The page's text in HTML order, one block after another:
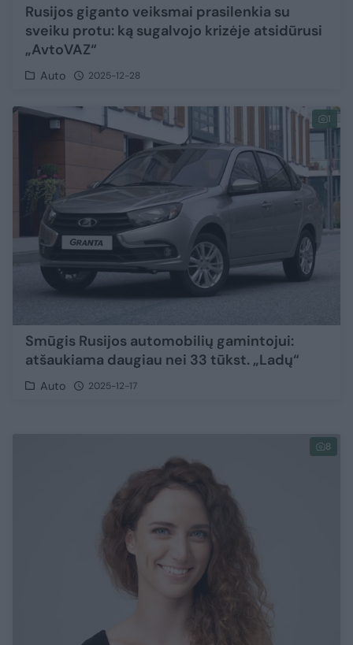
Rusijos giganto veiksmai prasilenkia su
sveiku protu: ką sugalvojo krizėje atsidūrusi
„AvtoVAZ“
Auto 2025-12-28
1
Smūgis Rusijos automobilių gamintojui:
atšaukiama daugiau nei 33 tūkst. „Ladų“
Auto 2025-12-17
8